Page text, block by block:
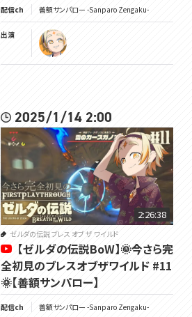
配信ch 善額サンパロー -Sanparo Zengaku-
出演
2025/1/14 2:00
2:26:38
ゼルダの伝説 ブレス オブ ザ ワイルド
【ゼルダの伝説BoW】🌞今さら完
全初見のブレスオブザワイルド #11
🌞【善額サンパロー】
配信ch 善額サンパロー -Sanparo Zengaku-